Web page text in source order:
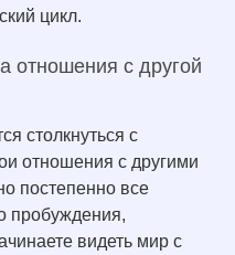
цикл.
отношения с другой
столкнуться с
отношения с другими
постепенно все
пробуждения,
видеть мир с